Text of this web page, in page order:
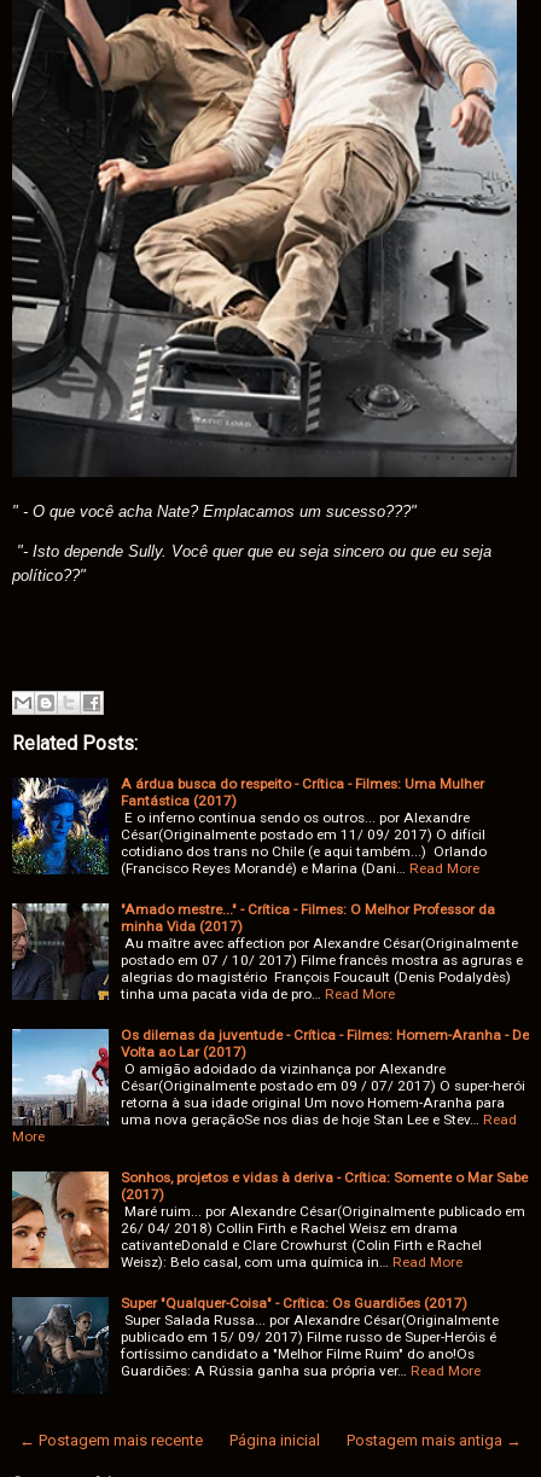
" - O que você acha Nate? Emplacamos um sucesso???"
"- Isto depende Sully. Você quer que eu seja sincero ou que eu seja
político??"
Related Posts:
A árdua busca do respeito - Crítica - Filmes: Uma Mulher
Fantástica (2017)
E o inferno continua sendo os outros... por Alexandre
César(Originalmente postado em 11/ 09/ 2017) O difícil
cotidiano dos trans no Chile (e aqui também...) Orlando
(Francisco Reyes Morandé) e Marina (Dani… Read More
"Amado mestre..." - Crítica - Filmes: O Melhor Professor da
minha Vida (2017)
Au maître avec affection por Alexandre César(Originalmente
postado em 07 / 10/ 2017) Filme francês mostra as agruras e
alegrias do magistério François Foucault (Denis Podalydès)
tinha uma pacata vida de pro… Read More
Os dilemas da juventude - Crítica - Filmes: Homem-Aranha - De
Volta ao Lar (2017)
O amigão adoidado da vizinhança por Alexandre
César(Originalmente postado em 09 / 07/ 2017) O super-herói
retorna à sua idade original Um novo Homem-Aranha para
uma nova geraçãoSe nos dias de hoje Stan Lee e Stev… Read
More
Sonhos, projetos e vidas à deriva - Crítica: Somente o Mar Sabe
(2017)
Maré ruim... por Alexandre César(Originalmente publicado em
26/ 04/ 2018) Collin Firth e Rachel Weisz em drama
cativanteDonald e Clare Crowhurst (Colin Firth e Rachel
Weisz): Belo casal, com uma química in… Read More
Super "Qualquer-Coisa" - Crítica: Os Guardiões (2017)
Super Salada Russa... por Alexandre César(Originalmente
publicado em 15/ 09/ 2017) Filme russo de Super-Heróis é
fortíssimo candidato a "Melhor Filme Ruim" do ano!Os
Guardiões: A Rússia ganha sua própria ver… Read More
← Postagem mais recente Postagem mais antiga →
Página inicial